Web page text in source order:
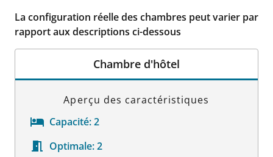
La configuration réelle des chambres peut varier par
rapport aux descriptions ci-dessous
Chambre d'hôtel
Aperçu des caractéristiques
Capacité:2
Optimale:2